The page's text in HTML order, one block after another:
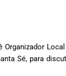
Sé, para